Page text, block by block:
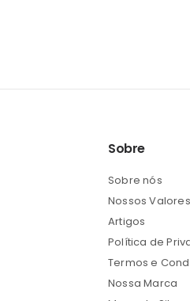
Sobre
Sobre nós
Nossos Valores
Artigos
Política de
Termos e
Nossa Marca